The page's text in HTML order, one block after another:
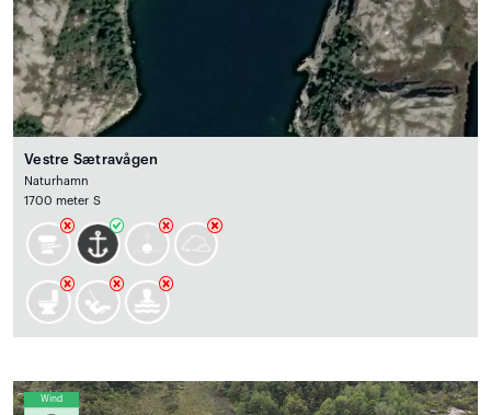
Vestre Sætravågen
Naturhamn
1700 meter S
Wind